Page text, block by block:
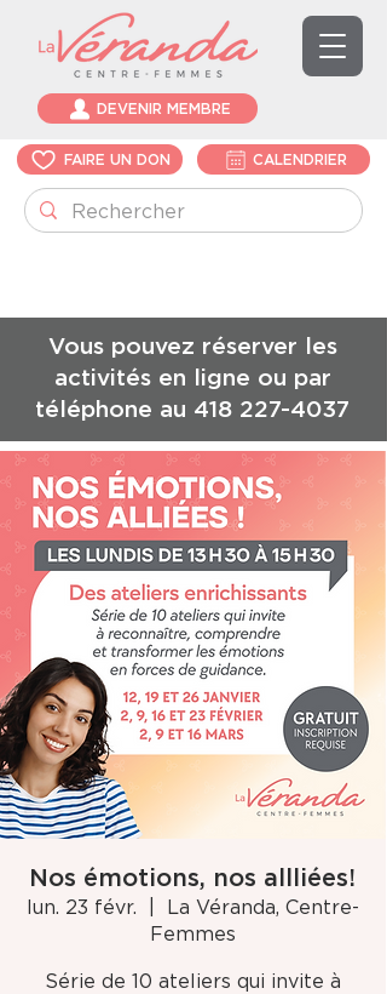
DEVENIR MEMBRE
FAIRE UN DON CALENDRIER
Vous pouvez réserver les
activités en ligne ou par
téléphone au 418 227-4037
Nos émotions, nos allliées!
lun. 23 févr.
La Véranda, Centre-
Femmes
Série de 10 ateliers qui invite à